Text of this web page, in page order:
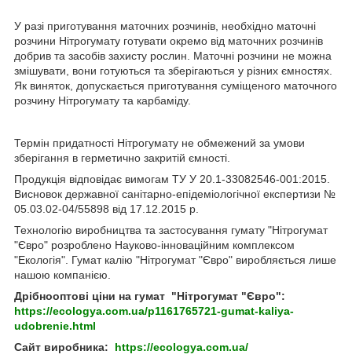
У разі приготування маточних розчинів, необхідно маточні
розчини Нітрогумату готувати окремо від маточних розчинів
добрив та засобів захисту рослин. Маточні розчини не можна
змішувати, вони готуються та зберігаються у різних ємностях.
Як виняток, допускається приготування суміщеного маточного
розчину Нітрогумату та карбаміду.
Термін придатності Нітрогумату не обмежений за умови
зберігання в герметично закритій ємності.
Продукція відповідає вимогам ТУ У 20.1-33082546-001:2015.
Висновок державної санітарно-епідеміологічної експертизи №
05.03.02-04/55898 від 17.12.2015 р.
Технологію виробництва та застосування гумату "Нітрогумат
"Євро" розроблено Науково-інноваційним комплексом
"Екологія". Гумат калію "Нітрогумат "Євро" виробляється лише
нашою компанією.
Дрібнооптові ціни на гумат "Нітрогумат "Євро":
https://ecologya.com.ua/p1161765721-gumat-kaliya-
udobrenie.html
Сайт виробника: https://ecologya.com.ua/